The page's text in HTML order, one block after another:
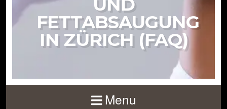
FETTABSAUGUNG
IN ZÜRICH (FAQ)
Menu